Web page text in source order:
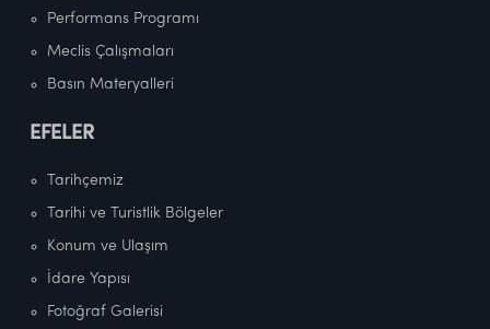
Performans Programı
Meclis Çalışmaları
Basın Materyalleri
EFELER
Tarihçemiz
Tarihi ve Turistlik Bölgeler
Konum ve Ulaşım
İdare Yapısı
Fotoğraf Galerisi